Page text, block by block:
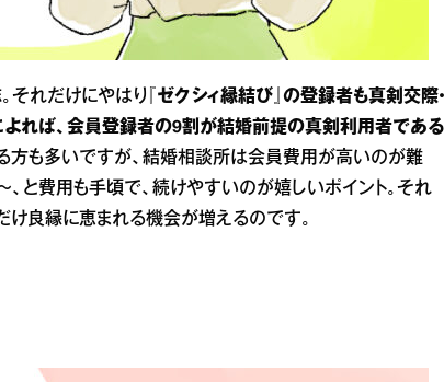
それだけにやはり 『ゼクシィ縁結び』の登録者も真剣交際・
れば、会員登録者の9割が結婚前提の真剣利用者である
方も多いですが、結婚相談所は会員費用が高いのが難
、と費用も手頃で、続けやすいのが嬉しいポイント。それ
良縁に恵まれる機会が増えるのです。